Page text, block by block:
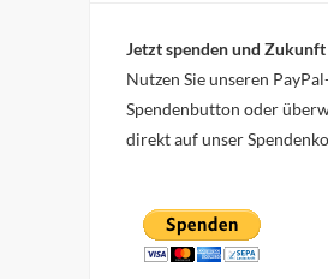
Jetzt spenden und
Nutzen Sie unseren
Spendenbutton oder
direkt auf unser